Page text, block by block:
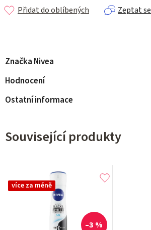
Zeptat se
Přidat do oblíbených
Značka Nivea
Hodnocení
Ostatní informace
Související produkty
více za méně
–3 %